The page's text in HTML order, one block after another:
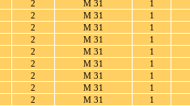
2 М 31
1
2 М 31
1
2 М 31
1
2 М 31
1
2 М 31
1
2 М 31
1
2 М 31
1
2 М 31
1
2 М 31
1